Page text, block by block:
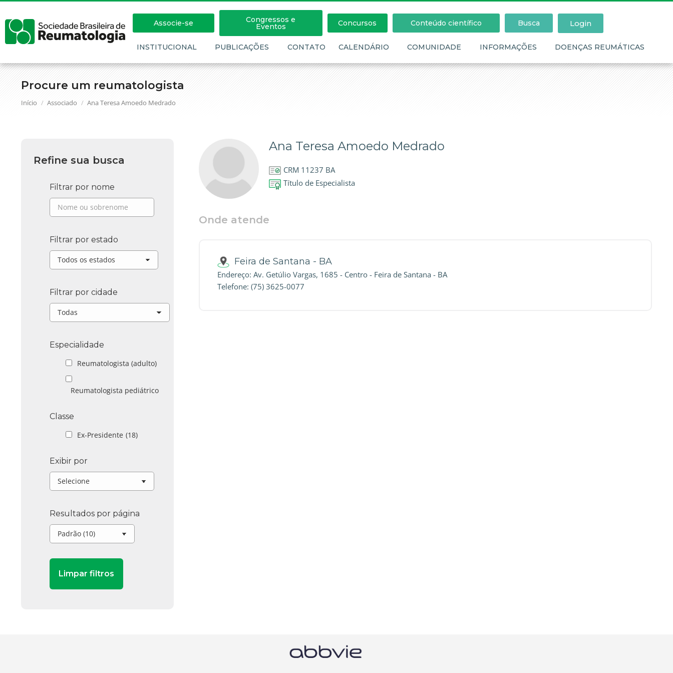
Procure um reumatologista
Você está aqui:
Início Associado Ana Teresa Amoedo Medrado
Associe-se Congressos e
Eventos Concursos Conteúdo científico Busca Login
INSTITUCIONAL PUBLICAÇÕES CONTATO CALENDÁRIO COMUNIDADE INFORMAÇÕES DOENÇAS REUMÁTICAS
Ana Teresa Amoedo Medrado
CRM 11237 BA
Título de Especialista
Onde atende
Feira de Santana - BA
Endereço: Av. Getúlio Vargas, 1685 - Centro - Feira de Santana - BA
Telefone: (75) 3625-0077
Refine sua busca
Filtrar por nome
Filtrar por estado
Filtrar por cidade
Especialidade
Reumatologista (adulto)
Reumatologista pediátrico
Classe
Ex-Presidente (18)
Exibir por
Resultados por página